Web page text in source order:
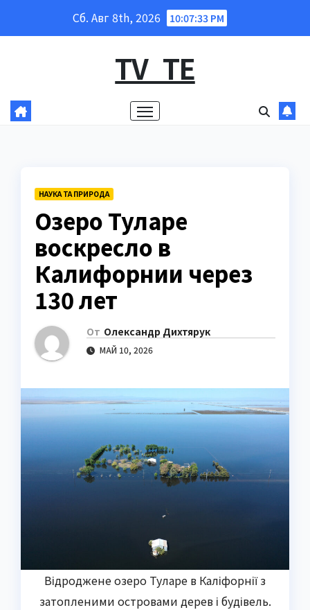
Сб. Авг 8th, 2026 10:07:34 PM
TV_TE
НАУКА ТА ПРИРОДА
Озеро Туларе
воскресло в
Калифорнии через
130 лет
От Олександр Дихтярук
МАЙ 10, 2026
Відроджене озеро Туларе в Каліфорнії з
затопленими островами дерев і будівель.